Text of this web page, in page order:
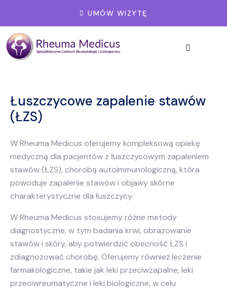
UMÓW WIZYTĘ
Łuszczycowe zapalenie stawów
(ŁZS)
W Rheuma Medicus oferujemy kompleksową opiekę
medyczną dla pacjentów z łuszczycowym zapaleniem
stawów (ŁZS), chorobą autoimmunologiczną, która
powoduje zapalenie stawów i objawy skórne
charakterystyczne dla łuszczycy.
W Rheuma Medicus stosujemy różne metody
diagnostyczne, w tym badania krwi, obrazowanie
stawów i skóry, aby potwierdzić obecność ŁZS i
zdiagnozować chorobę. Oferujemy również leczenie
farmakologiczne, takie jak leki przeciwzapalne, leki
przeciwreumatyczne i leki biologiczne, w celu